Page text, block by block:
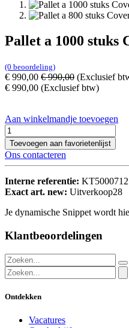
Pallet a 1000 stuks
(0 beoordeling)
€ 990,00 €990,00 (Exclusief
€ 990,00 (Exclusief btw)
Aan winkelmandje toevoegen
Toevoegen aan favorietenlijst
Ons contacteren
Interne referentie: KT5000712
Exact art. new: Uitverkoop28
Je dynamische Snippet wordt
Klantbeoordelingen
Ontdekken
Vacatures